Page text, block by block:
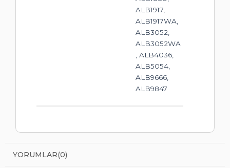
ALB1917,
ALB1917WA,
ALB3052,
ALB3052WA
, ALB4036,
ALB5054,
ALB9666,
ALB9847
YORUMLAR(0)